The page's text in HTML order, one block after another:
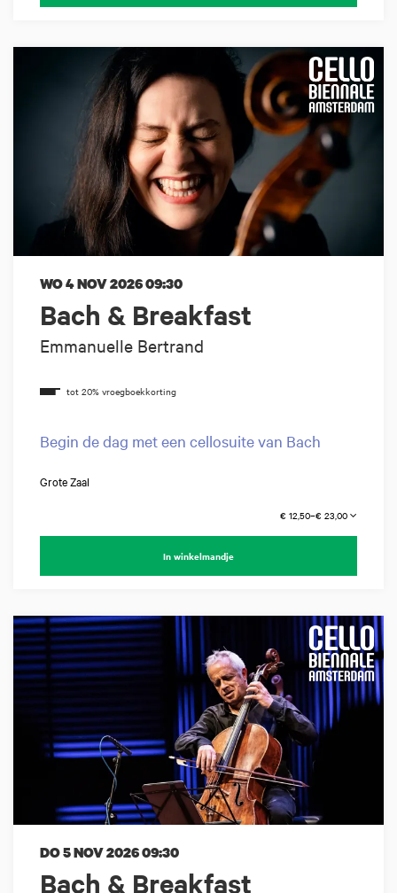
Bach & Breakfast
Emmanuelle Bertrand
WO 4 NOV 202609:30
Begin de dag met een cellosuite van Bach
Grote Zaal
€ 12,50–€ 23,00
In winkelmandje
Bach & Breakfast
DO 5 NOV 202609:30